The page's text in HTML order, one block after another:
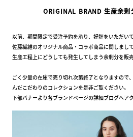
ORIGINAL BRAND 生産余剰
以前、期間限定で受注予約を承り、好評をいただい
佐藤繊維のオリジナル商品・コラボ商品に関しまして
生産工程上にどうしても発生してしまう余剰分を販
ごく少量の在庫で売り切れ次第終了となりますので
んだこだわりのコレクションを是非ご覧ください。
下部バナーより各ブランドページの詳細ブログへア